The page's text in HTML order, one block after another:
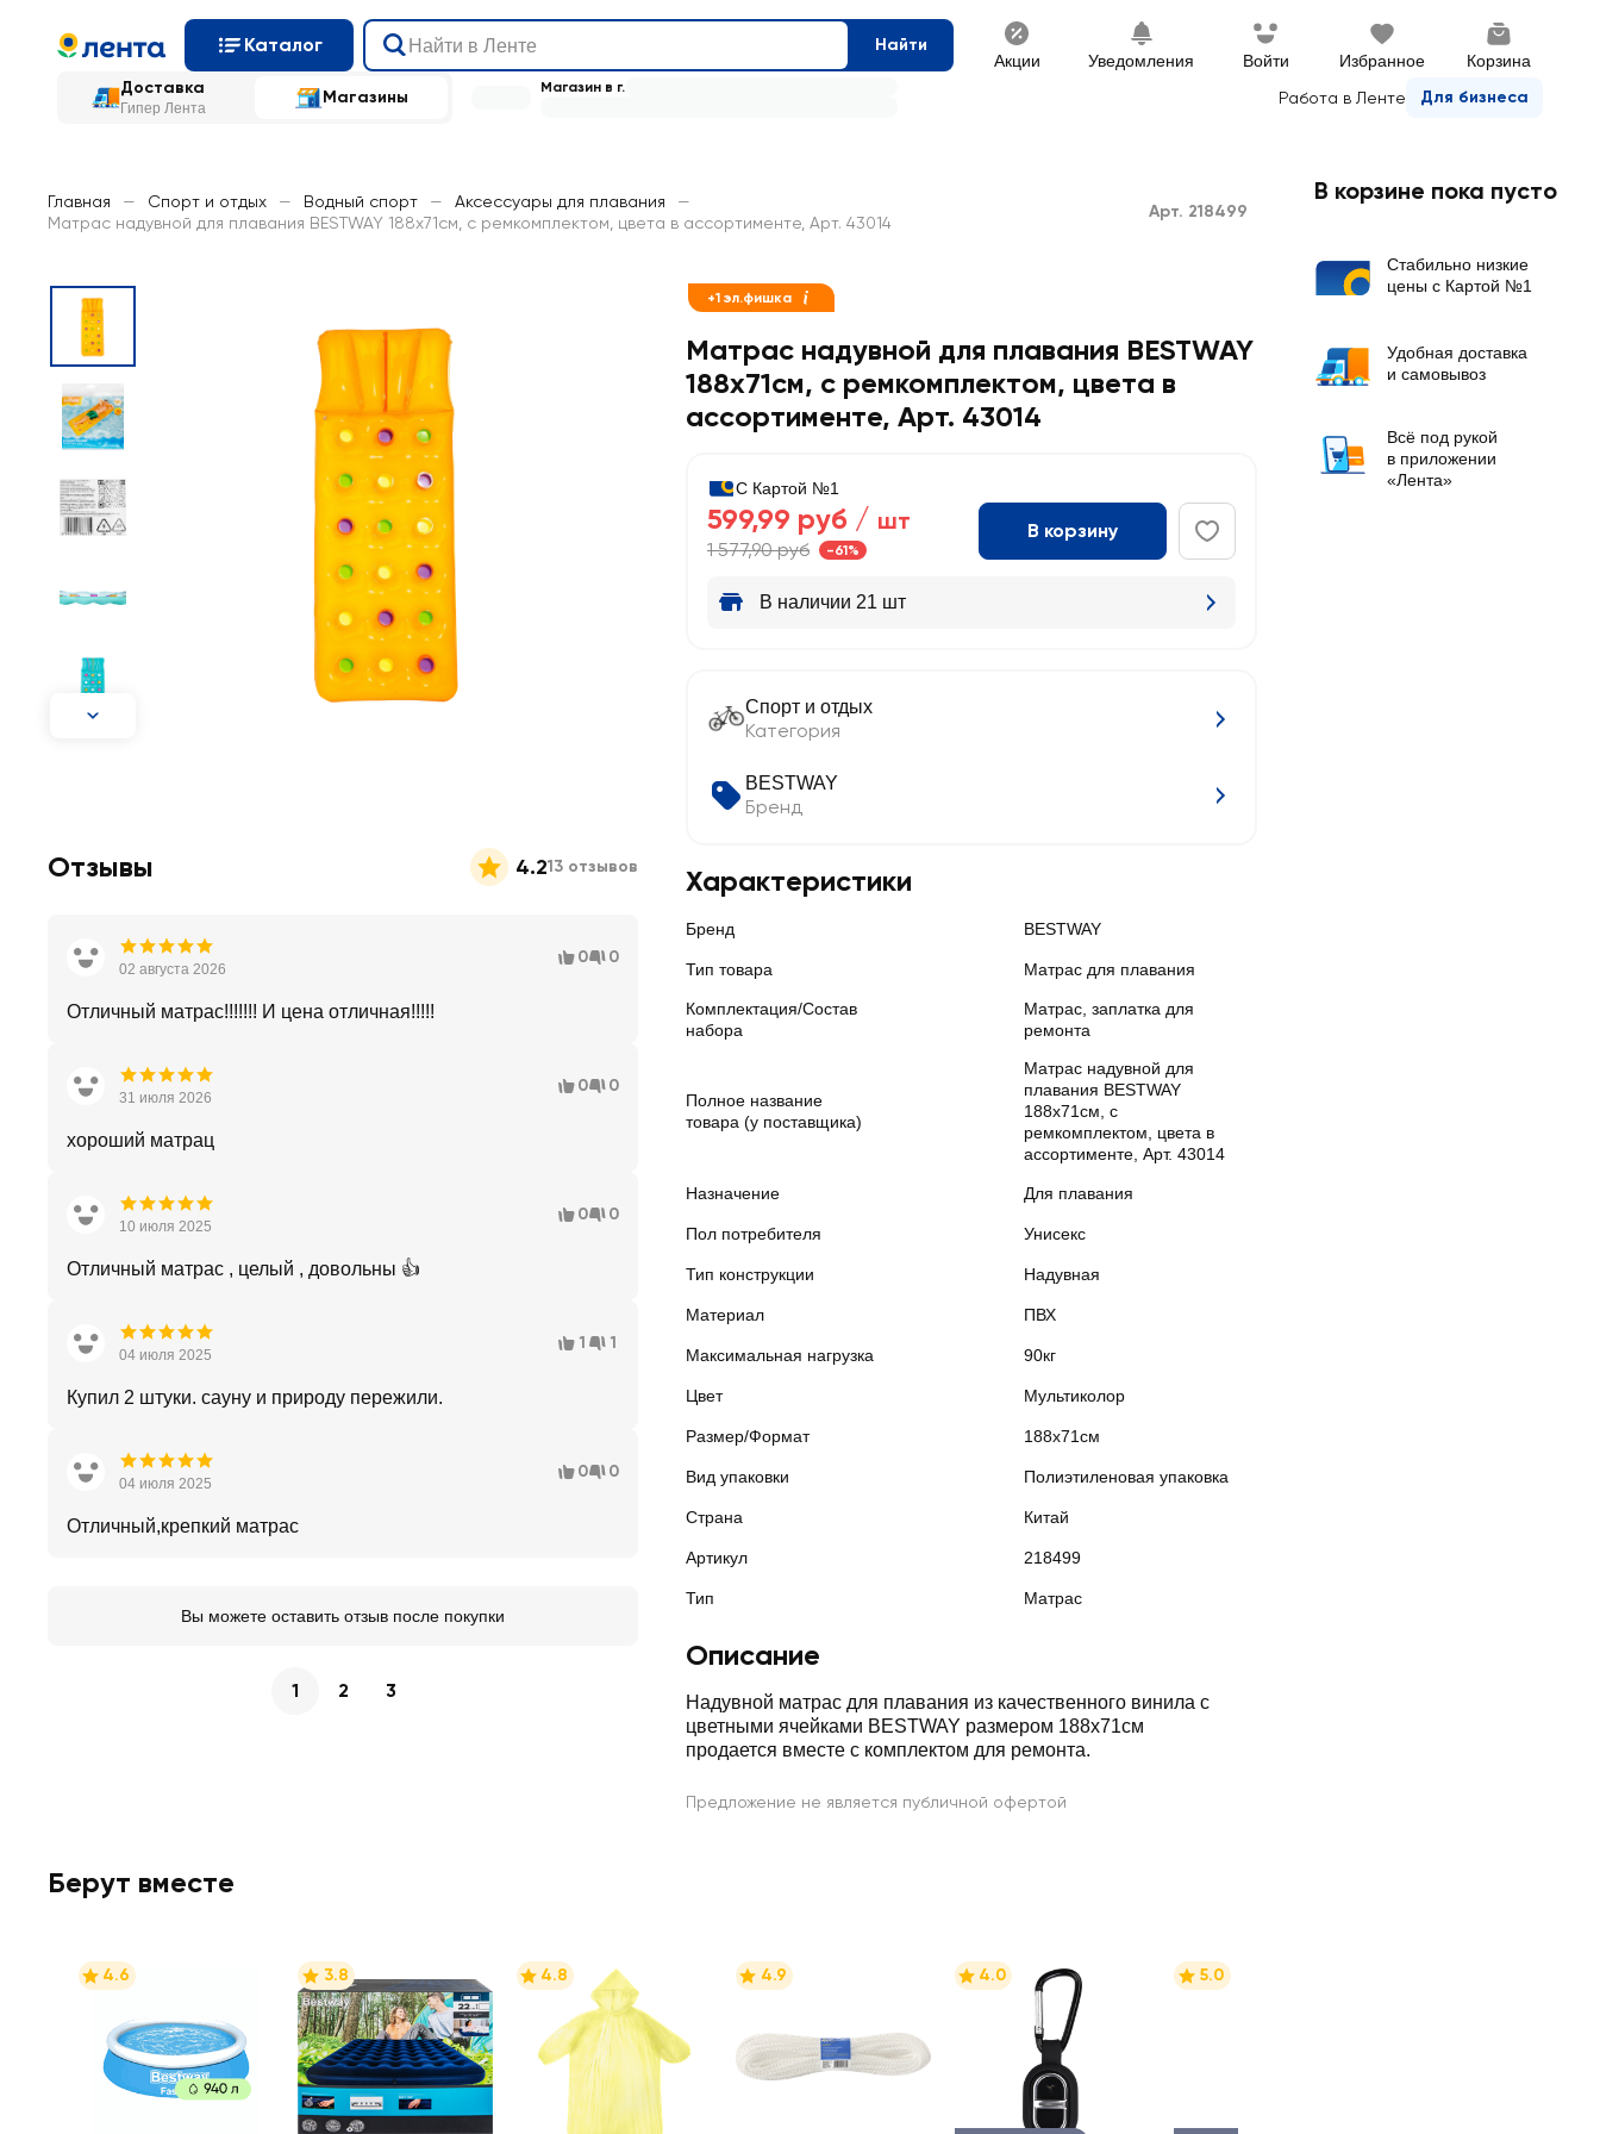
Каталог Найти
Акции Уведомления Войти Избранное Корзина
Доставка
Гипер Лента
Магазины Работа в Ленте Для бизнеса
Магазин в г.
Главная — Спорт и отдых — Водный спорт — Аксессуары для плавания
—
Матрас надувной для плавания BESTWAY 188х71см, с ремкомплектом, цвета в ассортименте, Арт. 43014
Арт. 218499
+1 эл.фишка
Матрас надувной для плавания BESTWAY
188х71см, с ремкомплектом, цвета в
ассортименте, Арт. 43014
С Картой №1
599,99 руб / шт
1 577,90 руб -61%
В корзину
В наличии 21 шт
Спорт и отдых
Категория
BESTWAY
Бренд
Характеристики
Бренд BESTWAY
Тип товара Матрас для плавания
Комплектация/Состав
набора
Матрас, заплатка для
ремонта
Полное название
товара (у поставщика)
Матрас надувной для
плавания BESTWAY
188х71см, с
ремкомплектом, цвета в
ассортименте, Арт. 43014
Назначение Для плавания
Пол потребителя Унисекс
Тип конструкции Надувная
Материал ПВХ
Максимальная нагрузка 90кг
Цвет Мультиколор
Размер/Формат 188x71см
Вид упаковки Полиэтиленовая упаковка
Страна Китай
Артикул 218499
Тип Матрас
Описание
Надувной матрас для плавания из качественного винила с
цветными ячейками BESTWAY размером 188х71см
продается вместе с комплектом для ремонта.
Предложение не является публичной офертой
Отзывы 4.213 отзывов
02 августа 2026
0 0
Отличный матрас!!!!!!! И цена отличная!!!!!
31 июля 2026
0 0
хороший матрац
10 июля 2025
0 0
Отличный матрас , целый , довольны 👍
04 июля 2025
1 1
Купил 2 штуки. сауну и природу пережили.
04 июля 2025
0 0
Отличный,крепкий матрас
Вы можете оставить отзыв после покупки
1 2 3
Берут вместе
4.6 3.8 4.8 4.9 4.0 5.0
В корзине пока пусто
Стабильно низкие
цены с Картой №1
Удобная доставка
и самовывоз
Всё под рукой
в приложении
«Лента»